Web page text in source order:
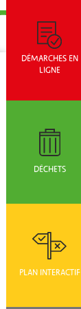
DÉMARCHES EN
LIGNE
DÉCHETS
PLAN INTERACTIF